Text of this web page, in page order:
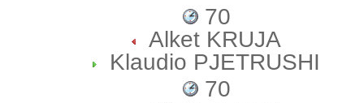
70
Alket KRUJA
Klaudio PJETRUSHI
70